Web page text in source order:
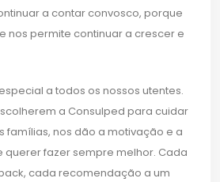
a contar convosco, porque
nos permite continuar a crescer e
a todos os nossos utentes.
a Consulped para cuidar
famílias, nos dão a motivação e a
fazer sempre melhor. Cada
cada recomendação a um